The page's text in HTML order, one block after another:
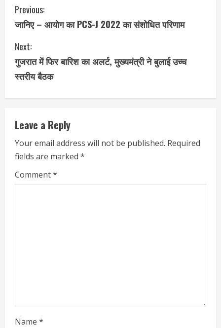
C
o
n
t
i
n
u
e
R
g
Previous:
जानिए – आयोग का PCS-J 2022 का संशोधित परिणाम
Next:
गुजरात में फिर बारिश का अलर्ट, मुख्यमंत्री ने बुलाई उच्च
स्तरीय बैठक
Leave a Reply
Your email address will not be published. Required
fields are marked *
Comment*
Name *